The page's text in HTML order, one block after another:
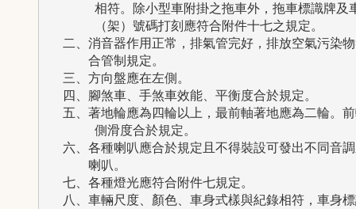
相符。除小型車附掛之拖車外，拖車標識牌及
      （架）號碼打刻應符合附件十七之規定。
二、消音器作用正常，排氣管完好，排放空氣污染
  　　合管制規定。
  三、方向盤應在左側。
  四、腳煞車、手煞車效能、平衡度合於規定。
五、著地輪應為四輪以上，最前軸著地應為二輪。
      側滑度合於規定。
六、各種喇叭應合於規定且不得裝設可發出不同音
  　　喇叭。
  七、各種燈光應符合附件七規定。
八、車輛尺度、顏色、車身式樣與紀錄相符，車身